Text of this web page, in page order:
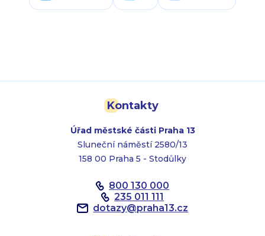
Kontakty
Úřad městské části Praha 13
Sluneční náměstí 2580/13
158 00 Praha 5 - Stodůlky
800 130 000
235 011 111
dotazy@praha13.cz